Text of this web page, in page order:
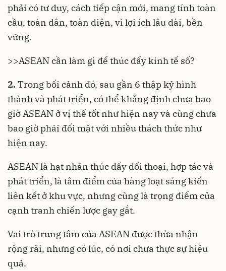
phải có tư duy, cách tiếp cận mới, mang tính toàn
cầu, toàn dân, toàn diện, vì lợi ích lâu dài, bền
vững.
>>ASEAN cần làm gì để thúc đẩy kinh tế số?
2. Trong bối cảnh đó, sau gần 6 thập kỷ hình
thành và phát triển, có thể khẳng định chưa bao
giờ ASEAN ở vị thế tốt như hiện nay và cũng chưa
bao giờ phải đối mặt với nhiều thách thức như
hiện nay.
ASEAN là hạt nhân thúc đẩy đối thoại, hợp tác và
phát triển, là tâm điểm của hàng loạt sáng kiến
liên kết ở khu vực, nhưng cũng là trọng điểm của
cạnh tranh chiến lược gay gắt.
Vai trò trung tâm của ASEAN được thừa nhận
rộng rãi, nhưng có lúc, có nơi chưa thực sự hiệu
quả.